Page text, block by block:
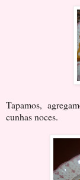
Tapamos,
cunhas noces.